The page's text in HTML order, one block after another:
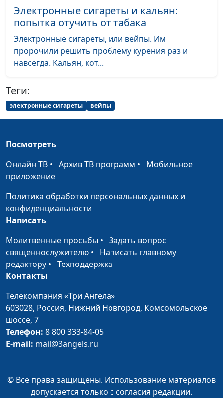
подавился?
Носовое
кровотечение: как
помочь
Юлианна Забелина, врач-
педиатр, нутрициолог
Как не стареть
модификации образа
Синдром
хронической
усталости
специалист по
жизни и
Как сохранить
красоту после
менопаузы
Мария Бородеева,
специалист по
модификации образа
оздоровлению
Как уснуть быстро
специалист по
модификации образа
оздоровлению
Электронные сигареты и кальян:
попытка отучить от табака
Электронные сигареты, или вейпы. Им
пророчили решить проблему курения раз и
навсегда. Кальян, кот...
Теги:
электронные сигареты вейпы
Посмотреть
Онлайн ТВ • Архив ТВ программ • Мобильное
приложение
Политика обработки персональных данных и
конфиденциальности
Написать
Молитвенные просьбы • Задать вопрос
священнослужителю • Написать главному
редактору • Техподдержка
Контакты
Телекомпания «Три Ангела»
603028, Россия, Нижний Новгород, Комсомольское
шоссе, 7
Телефон: 8 800 333-84-05
E-mail: mail@3angels.ru
© Все права защищены. Использование материалов
допускается только с согласия редакции.